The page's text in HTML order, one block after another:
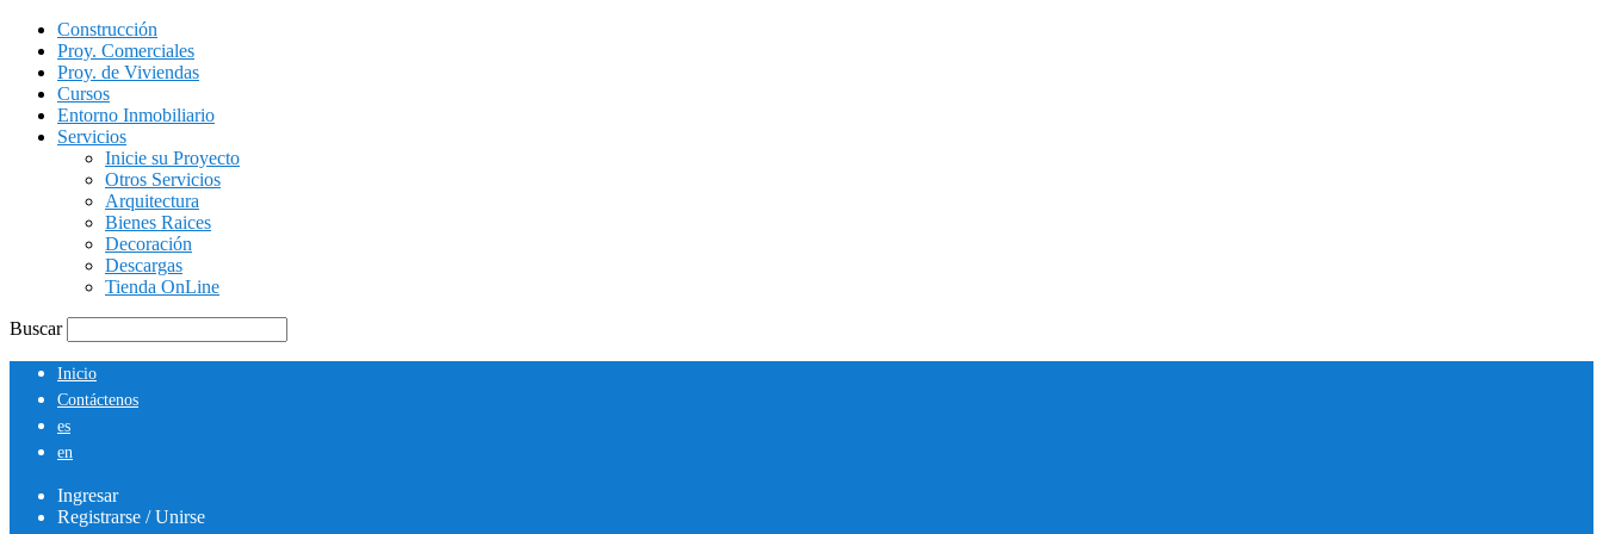
Construcción
Proy. Comerciales
Proy. de Viviendas
Cursos
Entorno Inmobiliario
Servicios
Inicie su Proyecto
Otros Servicios
Arquitectura
Bienes Raices
Decoración
Descargas
Tienda OnLine
Buscar
Inicio
Contáctenos
es
en
Ingresar
Registrarse / Unirse